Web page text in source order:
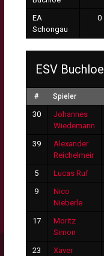
EA
Schongau
0
ESV Buchloe
# Spieler
30
Johannes
Wiedemann
39
Alexander
Reichelmeir
5 Lucas Ruf
9
Nico
Nieberle
17
Moritz
Simon
23
Xaver